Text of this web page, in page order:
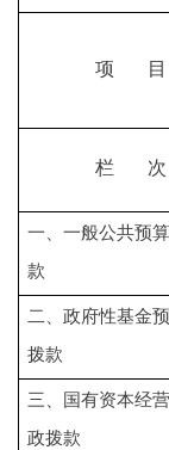
项 目
栏 次
一、一般公共预
款
二、政府性基金
拨款
三、国有资本经
政拨款